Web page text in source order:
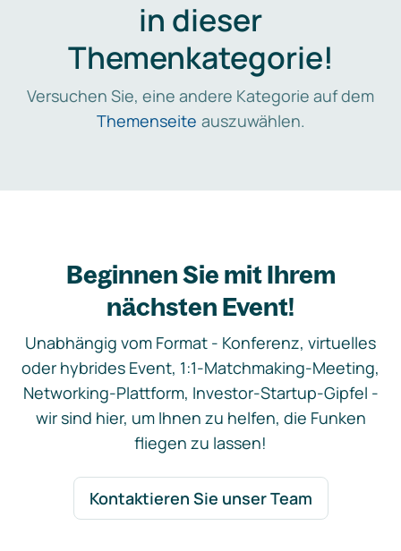
in dieser
Themenkategorie!
Versuchen Sie, eine andere Kategorie auf dem
Themenseite auszuwählen.
Beginnen Sie mit Ihrem
nächsten Event!
Unabhängig vom Format - Konferenz, virtuelles
oder hybrides Event, 1:1-Matchmaking-Meeting,
Networking-Plattform, Investor-Startup-Gipfel -
wir sind hier, um Ihnen zu helfen, die Funken
fliegen zu lassen!
Kontaktieren Sie unser Team